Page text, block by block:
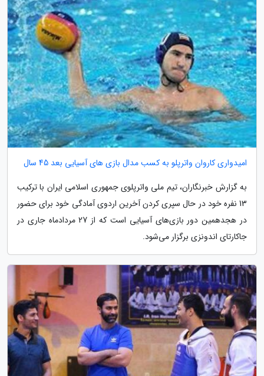
امیدواری کاروان واترپلو به کسب مدال بازی های آسیایی بعد 45 سال
به گزارش خبرنگاران، تیم ملی واترپلوی جمهوری اسلامی ایران با ترکیب
13 نفره خود در حال سپری کردن آخرین اردوی آمادگی خود برای حضور
در هجدهمین دور بازی‌های آسیایی است که از 27 مردادماه جاری در
جاکارتای اندونزی برگزار می‌شود.